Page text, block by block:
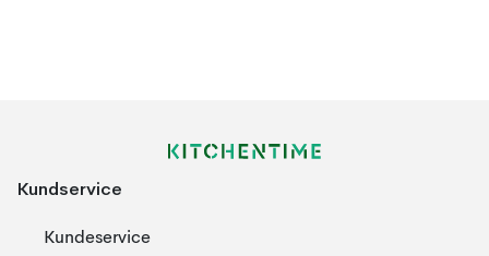
Kundservice
Kundeservice